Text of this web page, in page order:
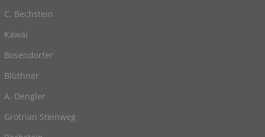
C. Bechstein
Kawai
Bosendorfer
Blüthner
A. Dengler
Grotrian Steinweg